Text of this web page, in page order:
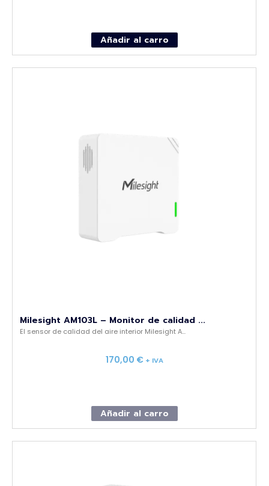
Añadir al carro
Milesight AM103L – Monitor de calidad ...
El sensor de calidad del aire interior Milesight A...
170,00 € + IVA
Añadir al carro